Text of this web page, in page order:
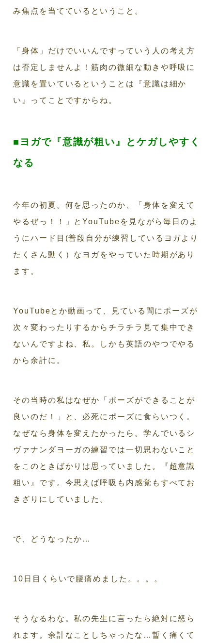
み焦点を当てているということ。
「身体」だけでいいんですっていう人の考え方
は否定しませんよ！筋肉の微細な動きや呼吸に
意識を置いているということは『意識は細か
い』ってことですからね。
■ヨガで『意識が粗い』とケガしやすく
なる
今年の初夏。何を思ったのか、「身体を変えて
やるぜっ！！」とYouTubeを見ながら毎日のよ
うにハード目(普段自分が練習しているヨガより
たくさん動く）なヨガをやっていた時期があり
ます。
YouTubeとか動画って、見ている間にポーズが
次々変わったりするからチラチラ見て集中でき
ないんですよね、私。しかも英語のやつでやる
から余計に。
その当時の私はなぜか「ポーズができることが
良いのだ！」と、必死にポーズに食らいつく。
なぜなら身体を変えたかったら。学んでいるシ
ヴァナンダヨーガの練習では一切思わないこと
をこのときばかりは思っていました。『超意識
粗い』です。今思えば呼吸も内感覚もすべてお
きざりにしていました。
で、どうなったか…
10日目くらいで腰痛めました。。。。
そうなるわな。私の先生に言ったら絶対に怒ら
れます。余計なことしちゃったな…暫く痛くて